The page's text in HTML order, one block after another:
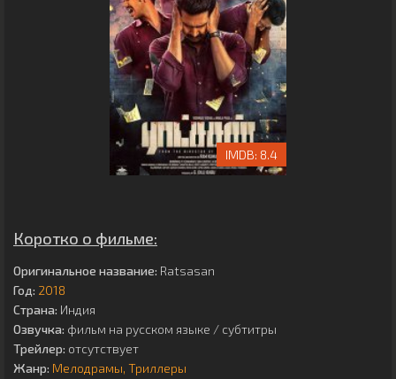
8.4
Коротко о фильме:
Оригинальное название: Ratsasan
Год: 2018
Страна: Индия
Озвучка: фильм на русском языке / субтитры
Трейлер: отсутствует
Жанр: Мелодрамы Триллеры